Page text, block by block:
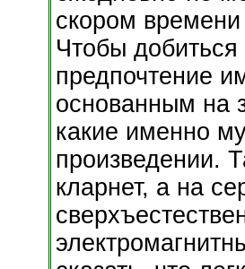
скором
Чтобы
предпочтение
основанным на
какие именно
произведении.
кларнет, а на